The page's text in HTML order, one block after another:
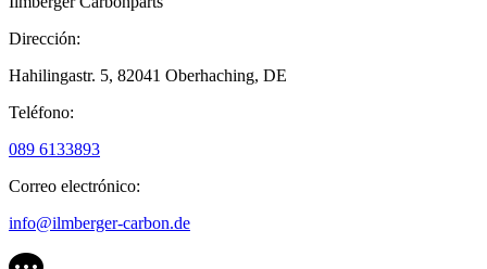
Dirección:
Hahilingastr. 5, 82041 Oberhaching, DE
Teléfono:
089 6133893
Correo electrónico:
info@ilmberger-carbon.de